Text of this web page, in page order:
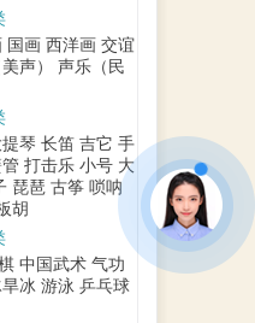
国画 西洋画 交谊
声）
声乐（民
提琴 长笛 吉它 手
打击乐 小号 大
琵琶 古筝 唢呐
胡
中国武术 气功
冰 游泳 乒乓球